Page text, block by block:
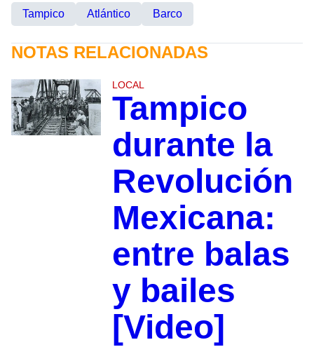
Tampico Atlántico Barco
NOTAS RELACIONADAS
LOCAL
Tampico
durante la
Revolución
Mexicana:
entre balas
y bailes
[Video]